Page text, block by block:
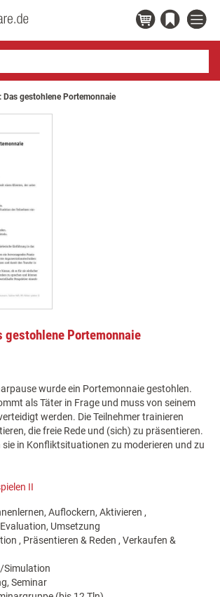
Das gestohlene Portemonnaie
gestohlene Portemonnaie
wurde ein Portemonnaie gestohlen.
als Täter in Frage und muss von seinem
werden. Die Teilnehmer trainieren
die freie Rede und (sich) zu präsentieren.
in Konfliktsituationen zu moderieren und zu
II
Auflockern, Aktivieren ,
Umsetzung
, Präsentieren & Reden , Verkaufen &
Simulation
Seminar